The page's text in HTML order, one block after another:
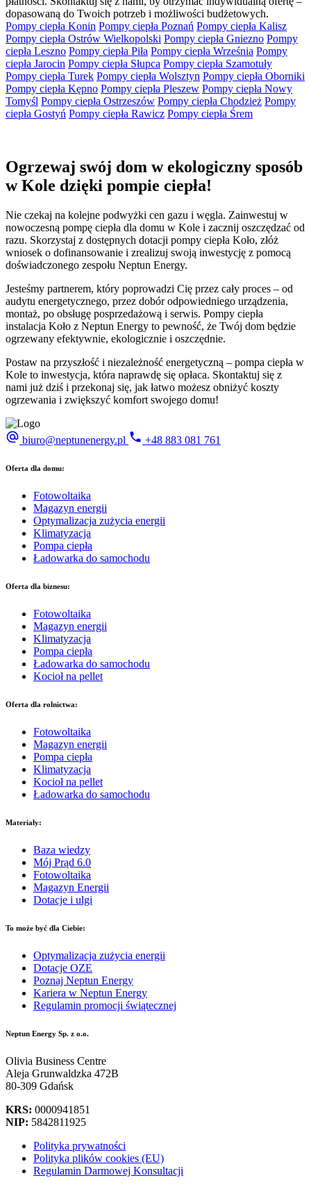
dopasowaną do Twoich potrzeb i możliwości budżetowych.
Pompy ciepła Konin Pompy ciepła Poznań Pompy ciepła Kalisz
Pompy ciepła Ostrów Wielkopolski Pompy ciepła Gniezno Pompy
ciepła Leszno Pompy ciepła Piła Pompy ciepła Września Pompy
ciepła Jarocin Pompy ciepła Słupca Pompy ciepła Szamotuły
Pompy ciepła Turek Pompy ciepła Wolsztyn Pompy ciepła Oborniki
Pompy ciepła Kępno Pompy ciepła Pleszew Pompy ciepła Nowy
Tomyśl Pompy ciepła Ostrzeszów Pompy ciepła Chodzież Pompy
ciepła Gostyń Pompy ciepła Rawicz Pompy ciepła Śrem
Ogrzewaj swój dom w ekologiczny sposób
w Kole dzięki pompie ciepła!
Nie czekaj na kolejne podwyżki cen gazu i węgla. Zainwestuj w
nowoczesną pompę ciepła dla domu w Kole i zacznij oszczędzać od
razu. Skorzystaj z dostępnych dotacji pompy ciepła Koło, złóż
wniosek o dofinansowanie i zrealizuj swoją inwestycję z pomocą
doświadczonego zespołu Neptun Energy.
Jesteśmy partnerem, który poprowadzi Cię przez cały proces – od
audytu energetycznego, przez dobór odpowiedniego urządzenia,
montaż, po obsługę posprzedażową i serwis. Pompy ciepła
instalacja Koło z Neptun Energy to pewność, że Twój dom będzie
ogrzewany efektywnie, ekologicznie i oszczędnie.
Postaw na przyszłość i niezależność energetyczną – pompa ciepła w
Kole to inwestycja, która naprawdę się opłaca. Skontaktuj się z
nami już dziś i przekonaj się, jak łatwo możesz obniżyć koszty
ogrzewania i zwiększyć komfort swojego domu!
biuro@neptunenergy.pl +48 883 081 761
Oferta dla domu:
Fotowoltaika
Magazyn energii
Optymalizacja zużycia energii
Klimatyzacja
Pompa ciepła
Ładowarka do samochodu
Oferta dla biznesu:
Fotowoltaika
Magazyn energii
Klimatyzacja
Pompa ciepła
Ładowarka do samochodu
Kocioł na pellet
Oferta dla rolnictwa:
Fotowoltaika
Magazyn energii
Pompa ciepła
Klimatyzacja
Kocioł na pellet
Ładowarka do samochodu
Materiały:
Baza wiedzy
Mój Prąd 6.0
Fotowoltaika
Magazyn Energii
Dotacje i ulgi
To może być dla Ciebie:
Optymalizacja zużycia energii
Dotacje OZE
Poznaj Neptun Energy
Kariera w Neptun Energy
Regulamin promocji świątecznej
Neptun Energy Sp. z o.o.
Olivia Business Centre
Aleja Grunwaldzka 472B
80-309 Gdańsk
KRS: 0000941851
NIP: 5842811925
Polityka prywatności
Polityka plików cookies (EU)
Regulamin Darmowej Konsultacji